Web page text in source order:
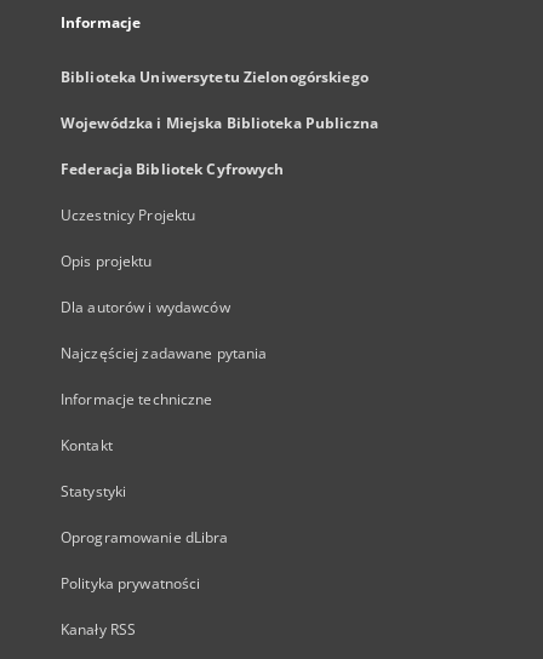
Informacje
Biblioteka Uniwersytetu Zielonogórskiego
Wojewódzka i Miejska Biblioteka Publiczna
Federacja Bibliotek Cyfrowych
Uczestnicy Projektu
Opis projektu
Dla autorów i wydawców
Najczęściej zadawane pytania
Informacje techniczne
Kontakt
Statystyki
Oprogramowanie dLibra
Polityka prywatności
Kanały RSS